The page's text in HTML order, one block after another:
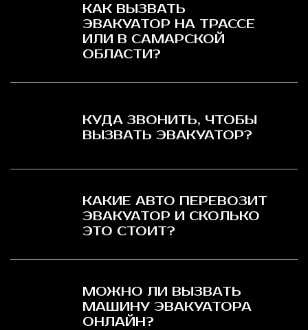
КАК ВЫЗВАТЬ
ЭВАКУАТОР НА ТРАССЕ
ИЛИ В САМАРСКОЙ
ОБЛАСТИ?
КУДА ЗВОНИТЬ, ЧТОБЫ
ВЫЗВАТЬ ЭВАКУАТОР?
КАКИЕ АВТО ПЕРЕВОЗИТ
ЭВАКУАТОР И СКОЛЬКО
ЭТО СТОИТ?
МОЖНО ЛИ ВЫЗВАТЬ
МАШИНУ ЭВАКУАТОРА
ОНЛАЙН?